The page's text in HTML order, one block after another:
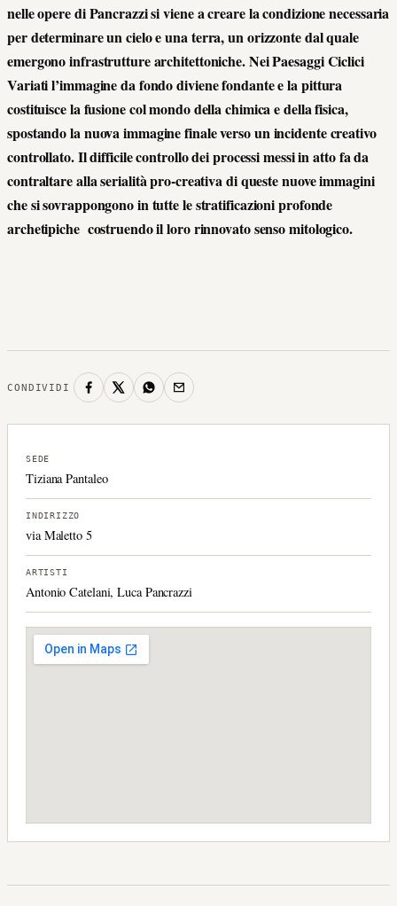
nelle opere di Pancrazzi si viene a creare la condizione necessaria
per determinare un cielo e una terra, un orizzonte dal quale
emergono infrastrutture architettoniche. Nei Paesaggi Ciclici
Variati l’immagine da fondo diviene fondante e la pittura
costituisce la fusione col mondo della chimica e della fisica,
spostando la nuova immagine finale verso un incidente creativo
controllato. Il difficile controllo dei processi messi in atto fa da
contraltare alla serialità pro-creativa di queste nuove immagini
che si sovrappongono in tutte le stratificazioni profonde
archetipiche costruendo il loro rinnovato senso mitologico.
CONDIVIDI
SEDE
Tiziana Pantaleo
INDIRIZZO
via Maletto 5
ARTISTI
Antonio Catelani, Luca Pancrazzi